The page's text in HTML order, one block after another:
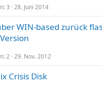
3 28. Juni 2014
WIN-based zurück
2 29. Nov. 2012
Crisis Disk